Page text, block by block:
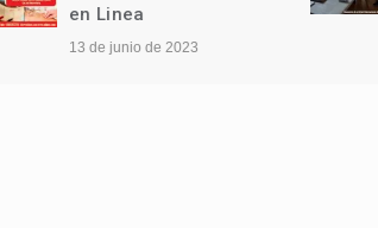
en Linea
13 de junio de 2023